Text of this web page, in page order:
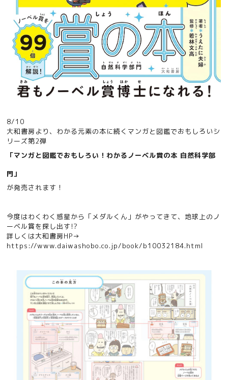
8/10
大和書房より、わかる元素の本に続くマンガと図鑑でおもしろいシ
リーズ第2弾
「マンガと図鑑でおもしろい！わかるノーベル賞の本 自然科学部
門」
が発売されます！
今度はわくわく惑星から「メダルくん」がやってきて、地球上のノ
ーベル賞を探し出す!?
詳しくは大和書房HP→
https://www.daiwashobo.co.jp/book/b10032184.html